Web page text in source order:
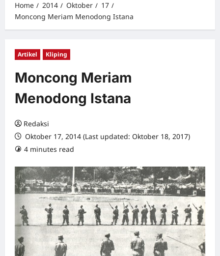
Home 2014 Oktober
17
Moncong Meriam Menodong Istana
Artikel Kliping
Moncong Meriam
Menodong Istana
Redaksi
Oktober 17, 2014 (Last updated: Oktober 18, 2017)
4 minutes read